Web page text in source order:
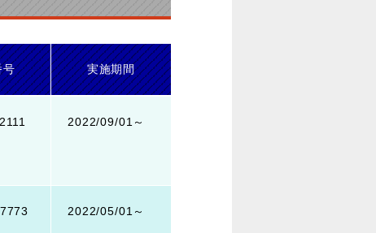
号 実施期間
2022/09/01～
2022/05/01～